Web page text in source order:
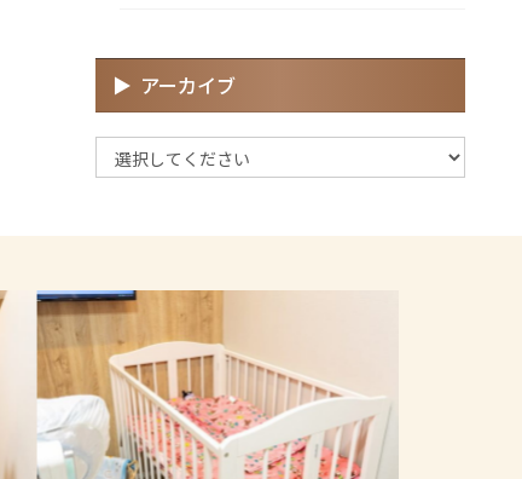
アーカイブ